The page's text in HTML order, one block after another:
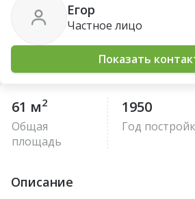
61 м2
Общая
площадь
1950
Год
Описание
Егор
Частное лицо
Показать